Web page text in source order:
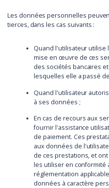
Les données personnelles
tierces, dans les cas suivants :
Quand l'utilisateur utilise
mise en œuvre de ces
des sociétés bancaires
lesquelles elle a passé
Quand l'utilisateur
à ses données ;
En cas de recours aux
fournir l'assistance
de paiement. Ces
aux données de
de ces prestations, et
les utiliser en conformité
réglementation
données à caractère